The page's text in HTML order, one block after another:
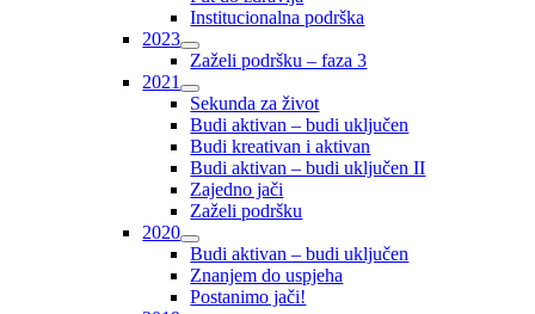
Institucionalna podrška
2023
Zaželi podršku – faza 3
2021
Sekunda za život
Budi aktivan – budi uključen
Budi kreativan i aktivan
Budi aktivan – budi uključen II
Zajedno jači
Zaželi podršku
2020
Budi aktivan – budi uključen
Znanjem do uspjeha
Postanimo jači!